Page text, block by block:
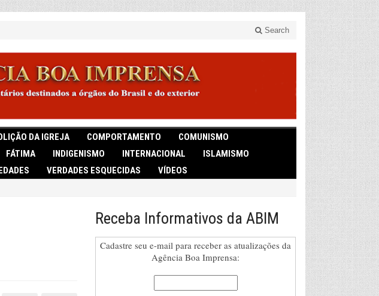
Search
DA IGREJA COMPORTAMENTO
COMUNISMO
FÁTIMA INDIGENISMO INTERNACIONAL
ISLAMISMO
VERDADES ESQUECIDAS VÍDEOS
Receba Informativos da ABIM
Cadastre seu e-mail para receber as atualizações da
Agência Boa Imprensa: